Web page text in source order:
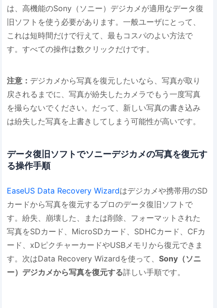
は、高機能のSony（ソニー）デジカメが適用なデータ復
旧ソフトを使う必要があります。一般ユーザにとって、
これは短時間だけで行えて、最もコスパのよい方法で
す。すべての操作は数クリックだけです。
注意： デジカメから写真を復元したいなら、写真が取り
戻されるまでに、写真が紛失したカメラでもう一度写真
を撮らないでください。だって、新しい写真の書き込み
は紛失した写真を上書きしてしまう可能性が高いです。
データ復旧ソフトでソニーデジカメの写真を復元す
る操作手順
EaseUS Data Recovery Wizardはデジカメや携帯用のSD
カードから写真を復元するプロのデータ復旧ソフトで
す。紛失、崩壊した、または削除、フォーマットされた
写真をSDカード、MicroSDカード、SDHCカード、CFカ
ード、xDピクチャーカードやUSBメモリから復元できま
す。次はData Recovery Wizardを使って、Sony（ソニ
ー）デジカメから写真を復元する詳しい手順です。